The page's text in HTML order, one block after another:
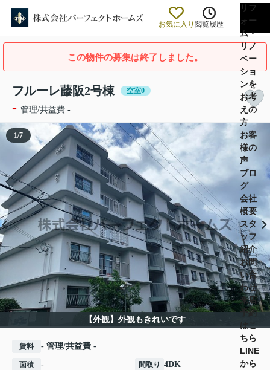
お気に入り 閲覧履歴
リフ
ォー
ム・
リノ
ベー
ショ
ンを
お考
えの
方
お客
様の
声
ブロ
グ
会社
概要
スタ
ッフ
紹介
お問
い合
わせ
来店
予約
はこ
ちら
LINE
から
この物件の募集は終了しました。
フルーレ藤阪2号棟 空室0
- 管理/共益費 -
【外観】外観もきれいです
1/7
賃料 - 管理/共益費 -
面積 - 間取り 4DK